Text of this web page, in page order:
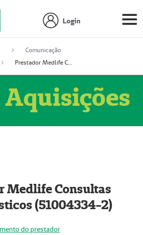
Login
Comunicação
Prestador Medlife Consultas e Diagnósticos (51004334-2)
Medlife Consultas
(51004334-2)
do prestador